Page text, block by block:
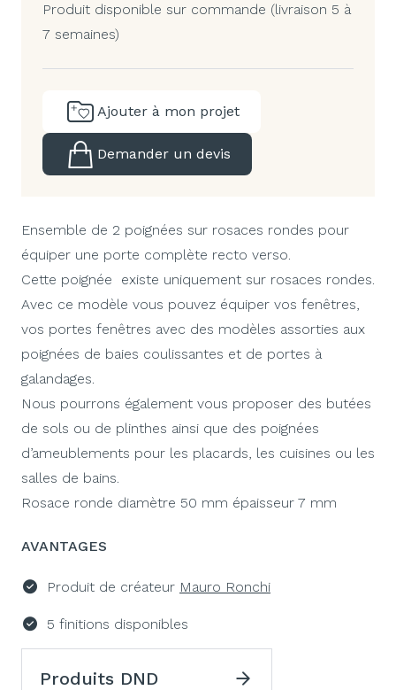
Produit disponible sur commande (livraison 5 à
7 semaines)
Ajouter à mon projet
Demander un devis
Ensemble de 2 poignées sur rosaces rondes pour
équiper une porte complète recto verso.
Cette poignée existe uniquement sur rosaces rondes.
Avec ce modèle vous pouvez équiper vos fenêtres,
vos portes fenêtres avec des modèles assorties aux
poignées de baies coulissantes et de portes à
galandages.
Nous pourrons également vous proposer des butées
de sols ou de plinthes ainsi que des poignées
d’ameublements pour les placards, les cuisines ou les
salles de bains.
Rosace ronde diamètre 50 mm épaisseur 7 mm
AVANTAGES
Produit de créateur Mauro Ronchi
5 finitions disponibles
Produits DND